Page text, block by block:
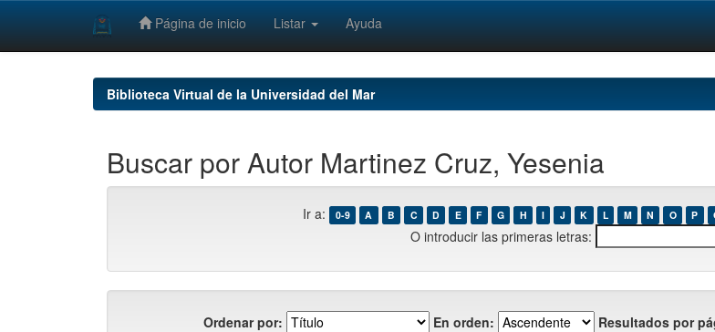
Página de inicio Listar Ayuda
Biblioteca Virtual de la Universidad del Mar
Buscar por Autor Martinez Cruz, Yesenia
Ir a: 0-9 A B C D E F G H I J K L M N O P
O introducir las primeras letras:
Ordenar por: En orden: Resultados por